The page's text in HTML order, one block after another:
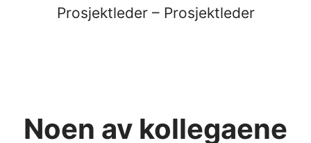
Prosjektleder – Prosjektleder
Noen av kollegaene